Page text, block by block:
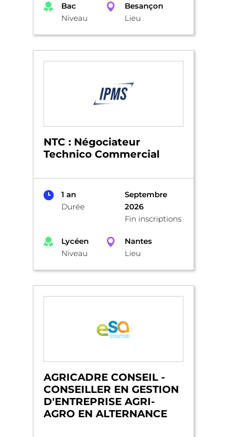
Bac
Niveau
Besançon
Lieu
NTC : Négociateur
Technico Commercial
1 an
Durée
Septembre
2026
Fin inscriptions
Lycéen
Niveau
Nantes
Lieu
AGRICADRE CONSEIL -
CONSEILLER EN GESTION
D'ENTREPRISE AGRI-
AGRO EN ALTERNANCE